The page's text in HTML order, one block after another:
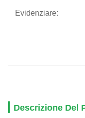
Evidenziare:
Descrizione Del